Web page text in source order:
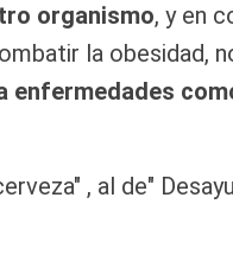
organismo, y en
la obesidad,
enfermedades
, al de"